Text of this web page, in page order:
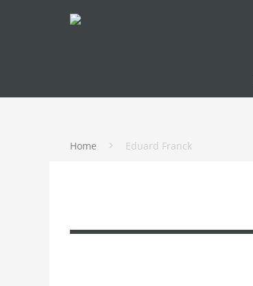
Home Eduard Franck